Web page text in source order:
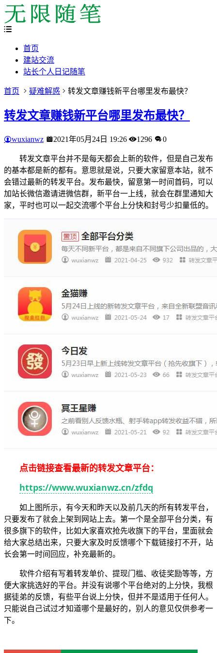
首页
建站交流
站长个人日记随笔
首页 疑难解惑 转发文章赚钱新平台哪里发布最快？
转发文章赚钱新平台哪里发布最快？
wuxianwz 2021年05月24日 19:26 1296 0
转发文章平台并不是每天都会上新的软件，但是自己发布
的基本都是新的都有。意思就是说，只要大家留意本站，就不
会错过最新的转发平台。发布最快，留意第一时间首码，可以
加站长微信邀请进微信群，新平台一上线，就会在群里通知大
家，平时也可以一起交流哪个平台上分快和封号少扣量低的。
点击链接查看最新的转发文章平台：
https://www.wuxianwz.cn/zfdq
如上图所示，有今天和昨天以及前几天的所有转发平台，
只要发布了就会上架到网站上去。第一个是全部平台分类，有
很多旗下的软件，比如大家喜欢抢先收旗下的平台，里面就会
给大家总结出来，只要大家及时反馈哪个下载链接打不开，站
长会第一时间回应，补充最新的。
软件介绍有写着转发单价、提现门槛、收徒奖励等等，方
便大家挑选好的平台。并没有说哪个平台绝对的上分快，我根
据徒弟的反馈，有些平台说上分快，但并不是适用于任何人。
只能说自己试过才知道哪个是最好的，别人的意见仅供参考一
下。